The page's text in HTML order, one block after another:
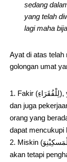
sedang
yang telah
lagi maha
Ayat di atas telah
golongan umat
Fakir (لِلْفُقَرَاءِ), yaitu orang-orangyang tidak memiliki harta
dan juga
orang yang
dapat mencukupi
Miskin (الْمَسكِيْنِوَ), yaitu mereka yang memiliki pekerjaan
akan tetapi